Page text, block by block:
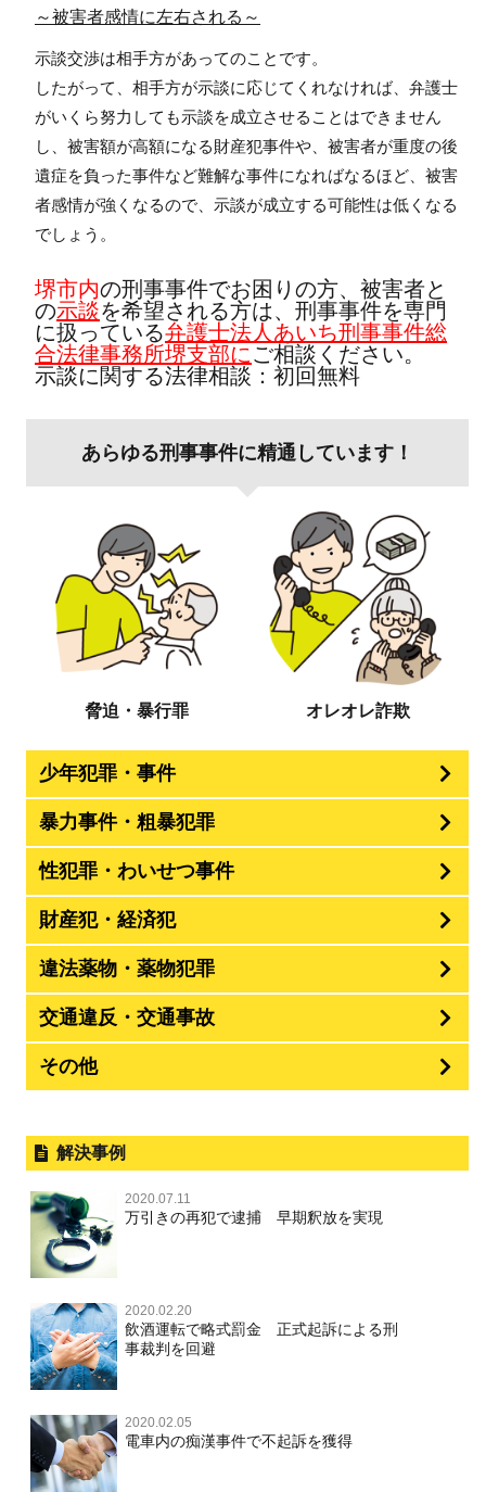
～被害者感情に左右される～
示談交渉は相手方があってのことです。
したがって、相手方が示談に応じてくれなければ、弁護士
がいくら努力しても示談を成立させることはできません
し、被害額が高額になる財産犯事件や、被害者が重度の後
遺症を負った事件など難解な事件になればなるほど、被害
者感情が強くなるので、示談が成立する可能性は低くなる
でしょう。
堺市内の刑事事件でお困りの方、被害者と
の示談を希望される方は、刑事事件を専門
に扱っている弁護士法人あいち刑事事件総
合法律事務所堺支部にご相談ください。
示談に関する法律相談：初回無料
あらゆる刑事事件に精通しています！
脅迫・暴行罪 オレオレ詐欺
少年犯罪・事件
暴力事件・粗暴犯罪
性犯罪・わいせつ事件
財産犯・経済犯
違法薬物・薬物犯罪
交通違反・交通事故
その他
解決事例
2020.07.11
万引きの再犯で逮捕 早期釈放を実現
2020.02.20
飲酒運転で略式罰金 正式起訴による刑
事裁判を回避
2020.02.05
電車内の痴漢事件で不起訴を獲得